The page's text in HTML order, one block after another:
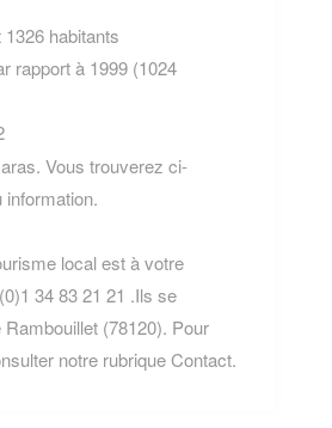
habitants
rapport à 1999 (1024
Vous trouverez ci-
local est à votre
34 83 21 21 .Ils se
(78120). Pour
notre rubrique Contact.